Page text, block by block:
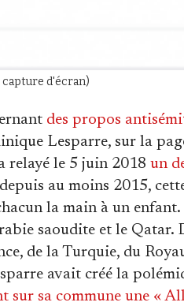
capture d'écran)
des propos
Lesparre, sur la
relayé le 5 juin 2018 un
au moins 2015,
la main à un
saoudite et le Qatar.
de la Turquie, du
avait créé la
sur sa commune une «